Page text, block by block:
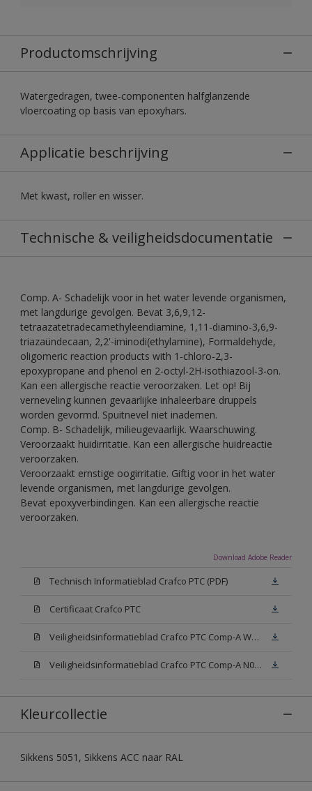
Productomschrijving
Watergedragen, twee-componenten halfglanzende
vloercoating op basis van epoxyhars.
Applicatie beschrijving
Met kwast, roller en wisser.
Technische & veiligheidsdocumentatie
Comp. A- Schadelijk voor in het water levende organismen,
met langdurige gevolgen. Bevat 3,6,9,12-
tetraazatetradecamethyleendiamine, 1,11-diamino-3,6,9-
triazaündecaan, 2,2'-iminodi(ethylamine), Formaldehyde,
oligomeric reaction products with 1-chloro-2,3-
epoxypropane and phenol en 2-octyl-2H-isothiazool-3-on.
Kan een allergische reactie veroorzaken. Let op! Bij
verneveling kunnen gevaarlijke inhaleerbare druppels
worden gevormd. Spuitnevel niet inademen.
Comp. B- Schadelijk, milieugevaarlijk. Waarschuwing.
Veroorzaakt huidirritatie. Kan een allergische huidreactie
veroorzaken.
Veroorzaakt ernstige oogirritatie. Giftig voor in het water
levende organismen, met langdurige gevolgen.
Bevat epoxyverbindingen. Kan een allergische reactie
veroorzaken.
Download Adobe Reader
Technisch Informatieblad Crafco PTC (PDF)
Certificaat Crafco PTC
Veiligheidsinformatieblad Crafco PTC Comp-A W05 (MSDS)
Veiligheidsinformatieblad Crafco PTC Comp-A N00 (MSDS)
Kleurcollectie
Sikkens 5051, Sikkens ACC naar RAL